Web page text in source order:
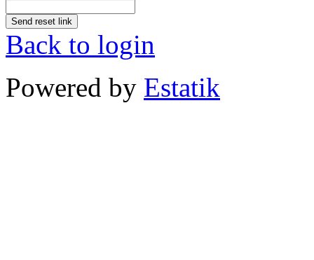
Send reset link
Back to login
Powered by Estatik